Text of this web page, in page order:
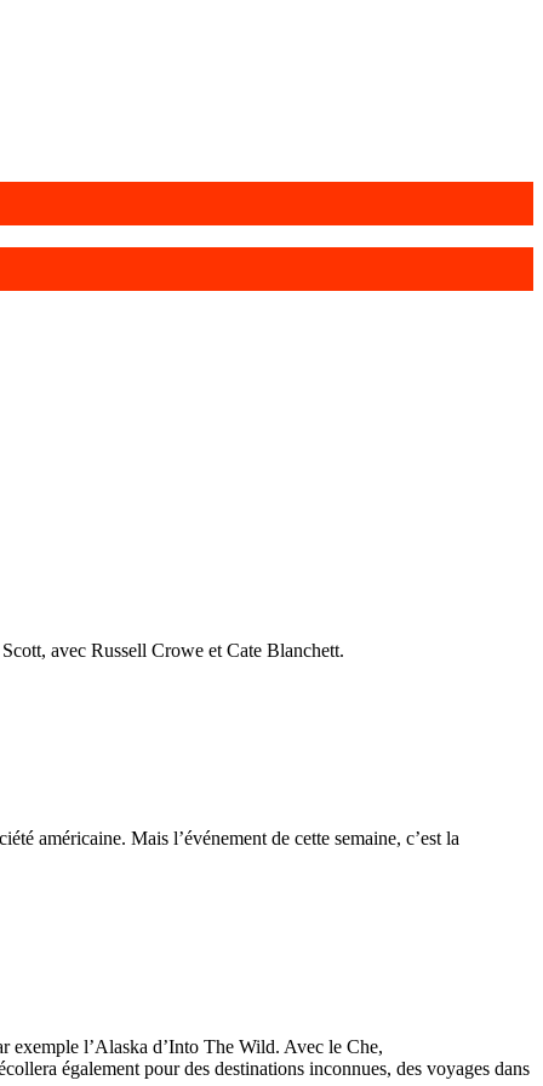
avec Russell Crowe et Cate Blanchett.
américaine. Mais l’événement de cette semaine, c’est la
exemple l’Alaska d’Into The Wild. Avec le Che,
également pour des destinations inconnues, des voyages dans